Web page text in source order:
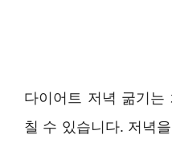
다이어트 저녁 굶기
칠 수 있습니다. 저녁